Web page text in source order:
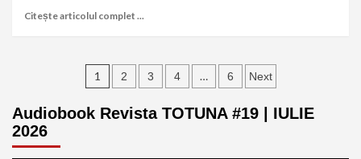
Citește articolul complet ...
1 2 3 4 … 6 Next
Audiobook Revista TOTUNA #19 | IULIE
2026